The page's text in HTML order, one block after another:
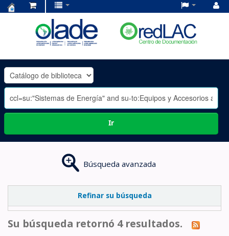
OLADE
-
Ir
Búsqueda avanzada
Refinar su búsqueda
Su búsqueda retornó 4 resultados.